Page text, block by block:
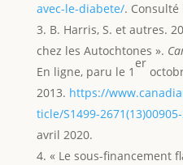
avec-le-diabete/. Consulté
B. Harris, S. et autres.
chez les Autochtones ».
En ligne, paru le 1
er
2013. https://
ticle/S1499-
avril 2020.
« Le sous-financement